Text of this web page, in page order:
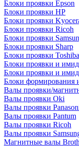
Блоки проявки Epson
Блоки проявки HP
Блоки проявки
Блоки проявки Ricoh
Блоки проявки
Блоки проявки Sharp
Блоки проявки Toshiba
Блоки проявки и
Блоки проявки и
Блоки формирования
Валы проявки/
Валы проявки Oki
Валы проявки
Валы проявки Pantum
Валы проявки Ricoh
Валы проявки
Магнитные валы